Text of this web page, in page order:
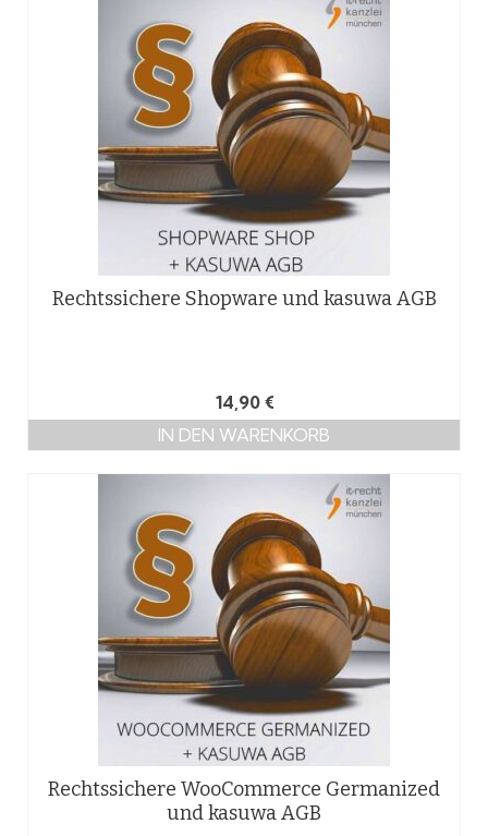
Rechtssichere Shopware und kasuwa AGB
14,90 €
IN DEN WARENKORB
Rechtssichere WooCommerce Germanized
und kasuwa AGB